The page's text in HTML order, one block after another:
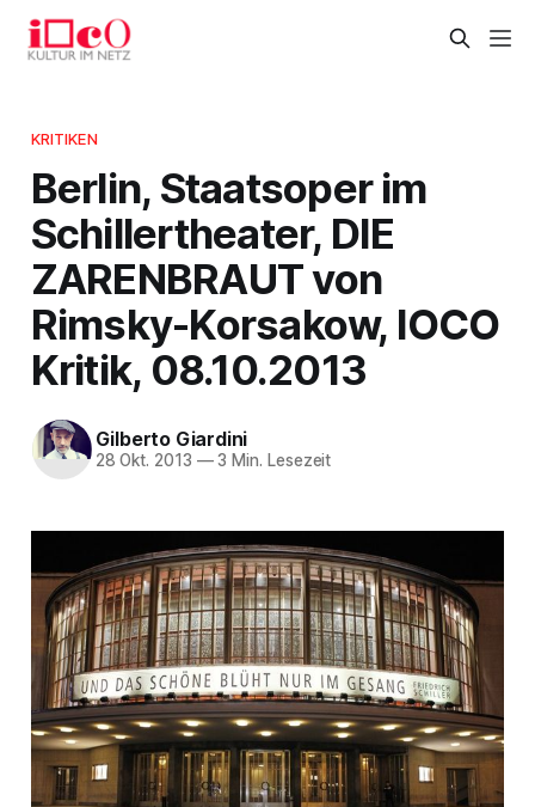
KRITIKEN
Berlin, Staatsoper im
Schillertheater, DIE
ZARENBRAUT von
Rimsky-Korsakow, IOCO
Kritik, 08.10.2013
Gilberto Giardini
28 Okt. 2013 —3 Min. Lesezeit